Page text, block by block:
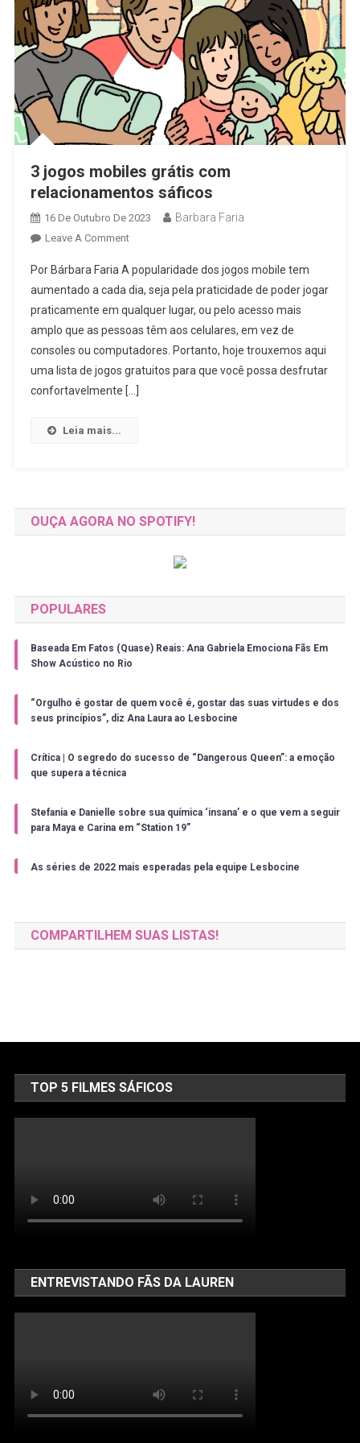
3 jogos mobiles grátis com
relacionamentos sáficos
16 De Outubro De 2023 Barbara Faria
Leave A CommentOn
Jogos
Mobiles
Grátis
Com
Relacionamentos
Sáficos
Por Bárbara Faria A popularidade dos jogos mobile tem
aumentado a cada dia, seja pela praticidade de poder jogar
praticamente em qualquer lugar, ou pelo acesso mais
amplo que as pessoas têm aos celulares, em vez de
consoles ou computadores. Portanto, hoje trouxemos aqui
uma lista de jogos gratuitos para que você possa desfrutar
confortavelmente […]
Leia mais...
OUÇA AGORA NO SPOTIFY!
POPULARES
Baseada Em Fatos (Quase) Reais: Ana Gabriela Emociona Fãs Em
Show Acústico no Rio
“Orgulho é gostar de quem você é, gostar das suas virtudes e dos
seus princípios”, diz Ana Laura ao Lesbocine
Crítica | O segredo do sucesso de “Dangerous Queen”: a emoção
que supera a técnica
Stefania e Danielle sobre sua química ‘insana’ e o que vem a seguir
para Maya e Carina em “Station 19”
As séries de 2022 mais esperadas pela equipe Lesbocine
COMPARTILHEM SUAS LISTAS!
TOP 5 FILMES SÁFICOS
ENTREVISTANDO FÃS DA LAUREN